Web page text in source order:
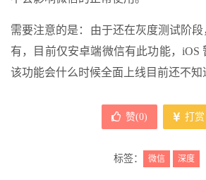
需要注意的是：由于还在灰度测试阶
有，目前仅安卓端微信有此功能，iOS
该功能会什么时候全面上线目前还不知
赞(0) 打赏
标签： 微信 深度